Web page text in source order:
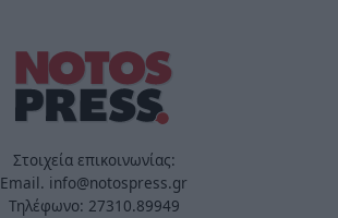
Στοιχεία επικοινωνίας:
Email. info@notospress.gr
Τηλέφωνο: 27310.89949